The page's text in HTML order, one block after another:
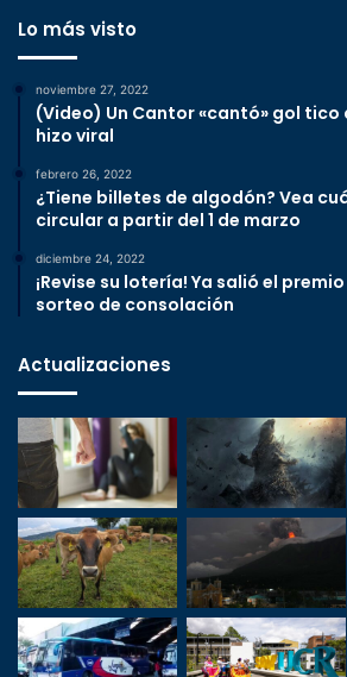
Lo más visto
noviembre 27, 2022
(Video) Un Cantor «cantó» gol tico
hizo viral
febrero 26, 2022
¿Tiene billetes de algodón? Vea
circular a partir del 1 de marzo
diciembre 24, 2022
¡Revise su lotería! Ya salió el
sorteo de consolación
Actualizaciones